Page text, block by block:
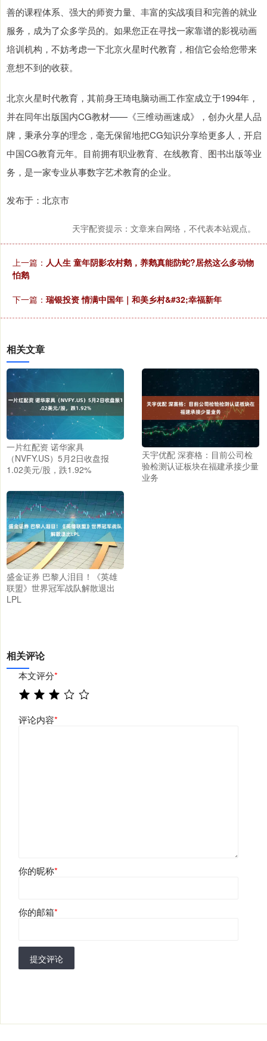
善的课程体系、强大的师资力量、丰富的实战项目和完善的就业
服务，成为了众多学员的。如果您正在寻找一家靠谱的影视动画
培训机构，不妨考虑一下北京火星时代教育，相信它会给您带来
意想不到的收获。
北京火星时代教育，其前身王琦电脑动画工作室成立于1994年，
并在同年出版国内CG教材——《三维动画速成》，创办火星人品
牌，秉承分享的理念，毫无保留地把CG知识分享给更多人，开启
中国CG教育元年。目前拥有职业教育、在线教育、图书出版等业
务，是一家专业从事数字艺术教育的企业。
发布于：北京市
天宇配资提示：文章来自网络，不代表本站观点。
上一篇： 人人生 童年阴影农村鹅，养鹅真能防蛇?居然这么多动物
怕鹅
下一篇： 瑞银投资 情满中国年｜和美乡村&#32;幸福新年
相关文章
一片红配资 诺华家具
（NVFY.US）5月2日收盘报
1.02美元/股，跌1.92%
天宇优配 深赛格：目前公司检
验检测认证板块在福建承接少量
业务
盛金证券 巴黎人泪目！《英雄
联盟》世界冠军战队解散退出
LPL
相关评论
本文评分*
评论内容*
你的昵称*
你的邮箱*
提交评论